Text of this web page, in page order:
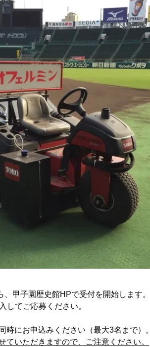
甲子園歴史館HPで受付を開始します。
ご応募ください。
込みください（最大3名まで）。
いただきますので、ご注意ください。